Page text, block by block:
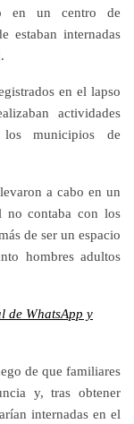
en un centro de
estaban internadas
en el lapso
actividades
municipios de
a cabo en un
no contaba con los
de ser un espacio
hombres adultos
de WhatsApp y
de que familiares
y, tras obtener
internadas en el